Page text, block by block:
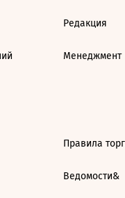
Редакция
Менеджмент
Правила
Ведомости&